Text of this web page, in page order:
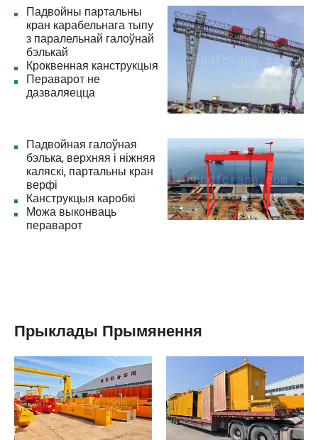
Падвойны партальны
кран карабельнага тыпу
з паралельнай галоўнай
бэлькай
Кроквенная канструкцыя
Пераварот не
дазваляецца
Падвойная галоўная
бэлька, верхняя і ніжняя
каляскі, партальны кран
верфі
Канструкцыя каробкі
Можа выконваць
пераварот
Прыклады Прымянення